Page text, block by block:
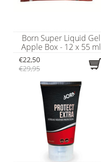
Born Super Liquid Gel
Apple Box - 12 x 55 ml
€22,50
€29,95